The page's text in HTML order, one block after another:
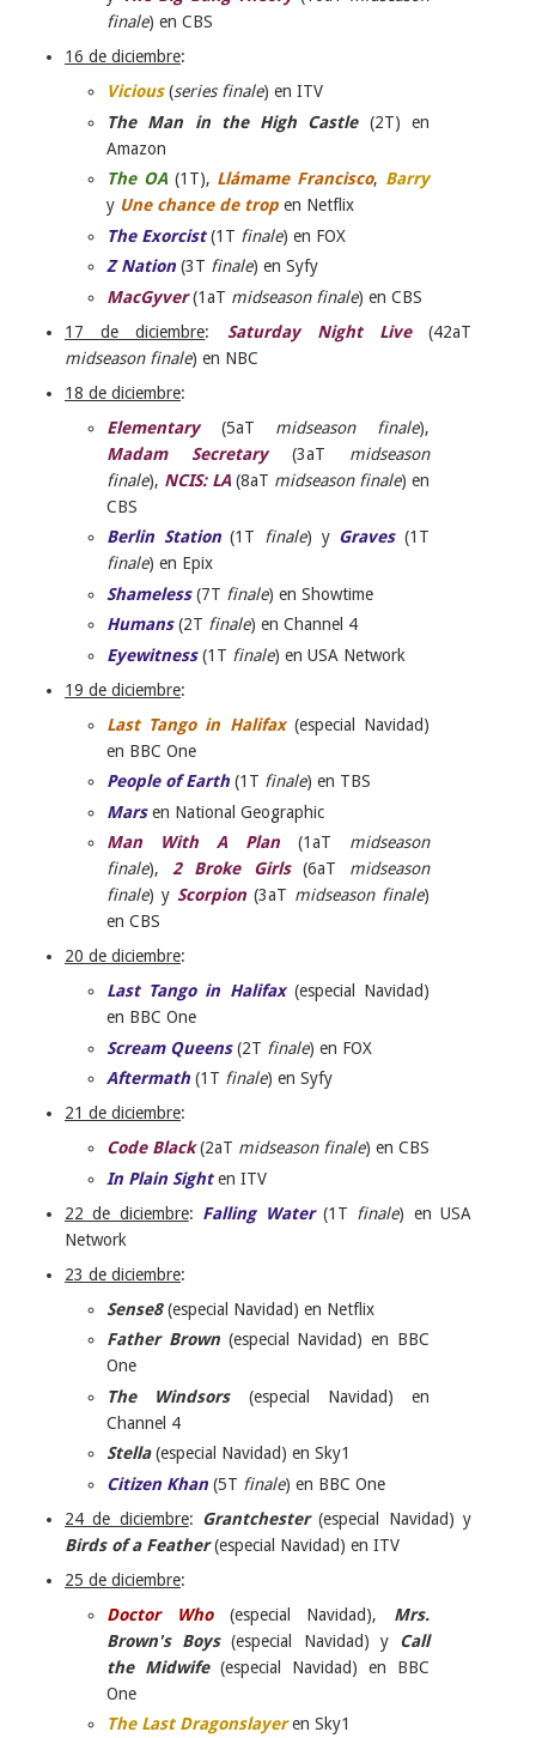
finale) en CBS
16 de diciembre:
Vicious(series finale) en ITV
The Man in the High Castle(2T) en
Amazon
The OA(1T), Llámame Francisco, Barry
y Une chance de trop en Netflix
The Exorcist(1T finale) en FOX
Z Nation (3T finale) en Syfy
MacGyver(1aT midseason finale) en CBS
17 de diciembre: Saturday Night Live(42aT
midseason finale) en NBC
18 de diciembre:
Elementary(5aT midseason finale),
Madam Secretary(3aT midseason
finale), NCIS: LA (8aT midseason finale) en
CBS
Berlin Station(1T finale) y Graves(1T
finale) en Epix
Shameless(7T finale) en Showtime
Humans(2T finale) en Channel 4
Eyewitness(1T finale) en USA Network
19 de diciembre:
Last Tango in Halifax(especial Navidad)
en BBC One
People of Earth (1T finale) en TBS
Marsen National Geographic
Man With A Plan (1aT midseason
finale), 2 Broke Girls(6aT midseason
finale) y Scorpion (3aT midseason finale)
en CBS
20 de diciembre:
Last Tango in Halifax(especial Navidad)
en BBC One
Scream Queens(2T finale) en FOX
Aftermath (1T finale) en Syfy
21 de diciembre:
Code Black(2aT midseason finale) en CBS
In Plain Sighten ITV
22 de diciembre: Falling Water(1T finale) en USA
Network
23 de diciembre:
Sense8(especial Navidad) en Netflix
Father Brown(especial Navidad) en BBC
One
The Windsors(especial Navidad) en
Channel 4
Stella(especial Navidad) en Sky1
Citizen Khan (5T finale) en BBC One
24 de diciembre: Grantchester(especial Navidad) y
Birds of a Feather(especial Navidad) en ITV
25 de diciembre:
Doctor Who(especial Navidad), Mrs.
Brown's Boys(especial Navidad) y Call
the Midwife(especial Navidad) en BBC
One
The Last Dragonslayeren Sky1